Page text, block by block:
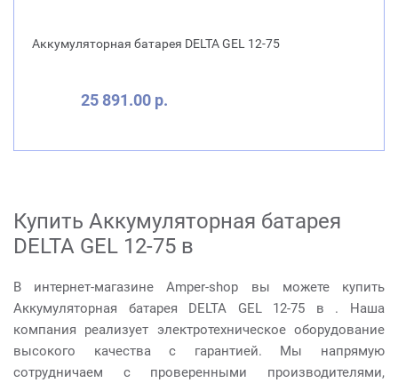
Аккумуляторная батарея DELTA GEL 12-75
25 891.00 р.
Купить Аккумуляторная батарея
DELTA GEL 12-75 в
В интернет-магазине Amper-shop вы можете купить
Аккумуляторная батарея DELTA GEL 12-75 в . Наша
компания реализует электротехническое оборудование
высокого качества с гарантией. Мы напрямую
сотрудничаем с проверенными производителями,